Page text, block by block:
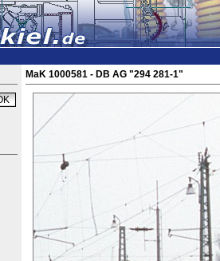
MaK 1000581 - DB AG "294 281-1"